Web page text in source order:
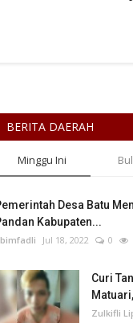
BERITA DAERAH
Minggu Ini
Desa Batu
Kabupaten...
Jul 18, 2022 0
Curi
Zulkifli